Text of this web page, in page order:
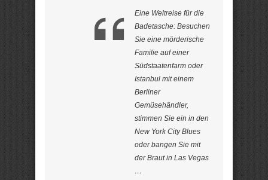
Eine Weltreise für die
Badetasche: Besuchen
Sie eine mörderische
Familie auf einer
Südstaatenfarm oder
Istanbul mit einem
Berliner
Gemüsehändler,
stimmen Sie ein in den
New York City Blues
oder bangen Sie mit
der Braut in Las Vegas
…